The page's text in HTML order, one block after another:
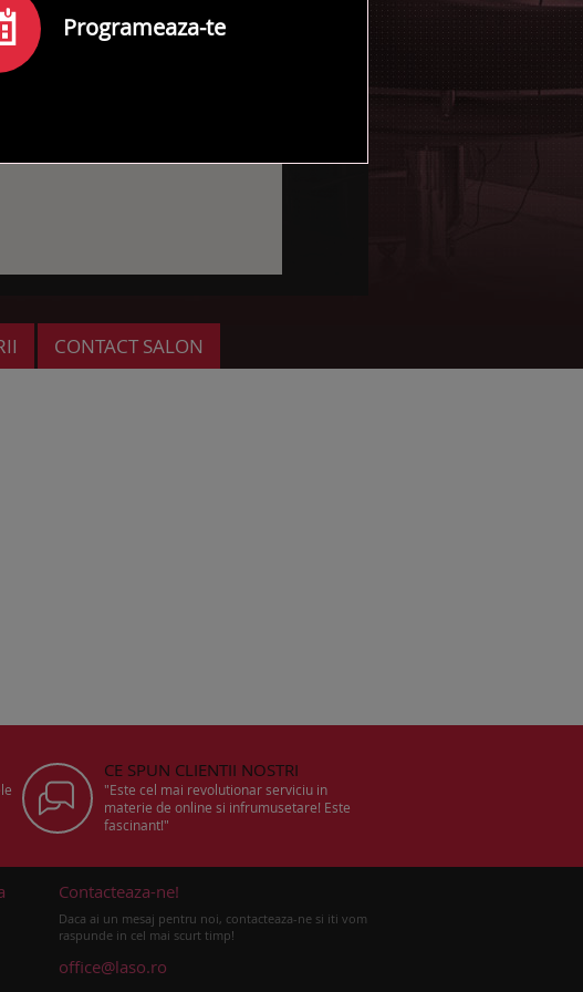
CONTACT SALON
CE SPUN CLIENTII NOSTRI
"Este cel mai revolutionar serviciu in
materie de online si infrumusetare! Este
fascinant!"
Contacteaza-ne!
Daca ai un mesaj pentru noi, contacteaza-ne si iti vom
raspunde in cel mai scurt timp!
office@laso.ro
Programeaza-te